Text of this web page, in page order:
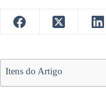
Itens do Artigo